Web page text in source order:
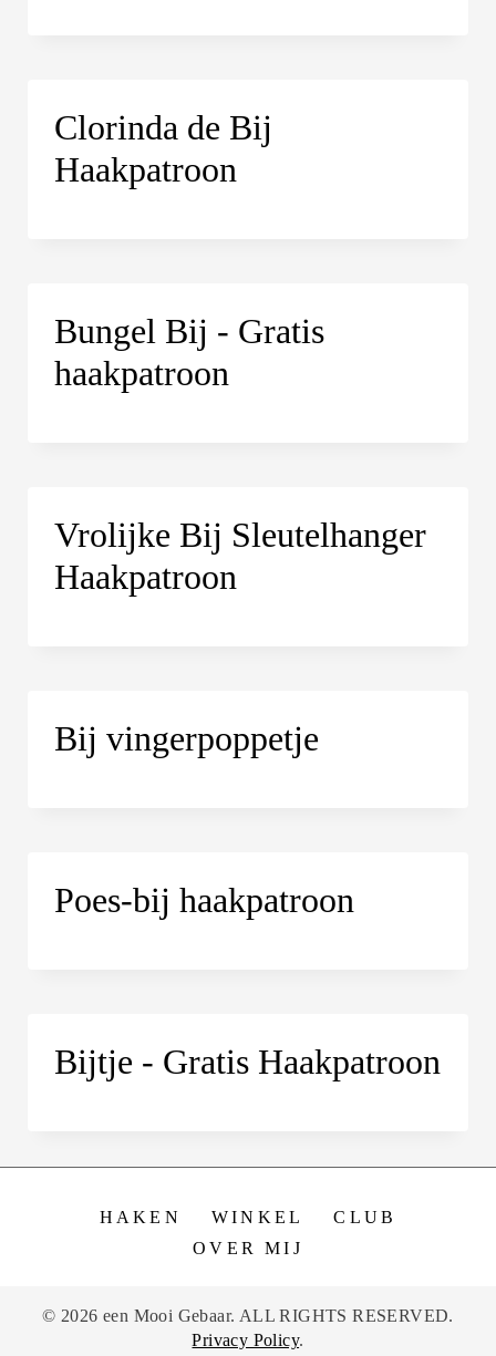
Clorinda de Bij
Haakpatroon
Bungel Bij - Gratis
haakpatroon
Vrolijke Bij Sleutelhanger
Haakpatroon
Bij vingerpoppetje
Poes-bij haakpatroon
Bijtje - Gratis Haakpatroon
HAKEN WINKEL
CLUB
OVER MIJ
© 2026 een Mooi Gebaar. ALL RIGHTS RESERVED.
Privacy Policy.